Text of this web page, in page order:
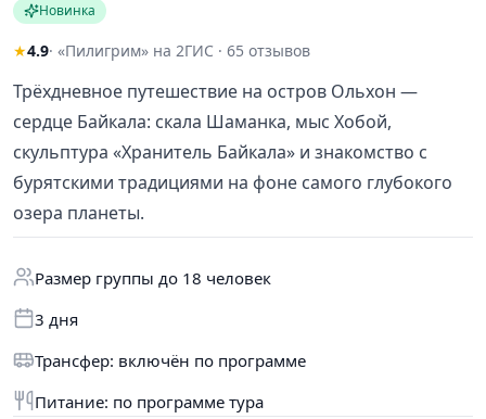
Новинка
★4.9· «Пилигрим» на 2ГИС · 65 отзывов
Трёхдневное путешествие на остров Ольхон —
сердце Байкала: скала Шаманка, мыс Хобой,
скульптура «Хранитель Байкала» и знакомство с
бурятскими традициями на фоне самого глубокого
озера планеты.
Размер группы до 18 человек
3 дня
Трансфер: включён по программе
Питание: по программе тура